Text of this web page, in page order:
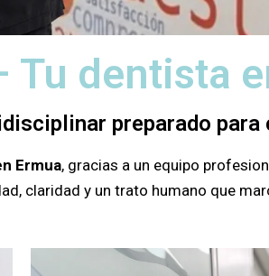
Tu dentista
preparado para
Ermua, gracias a un equipo
claridad y un trato humano que